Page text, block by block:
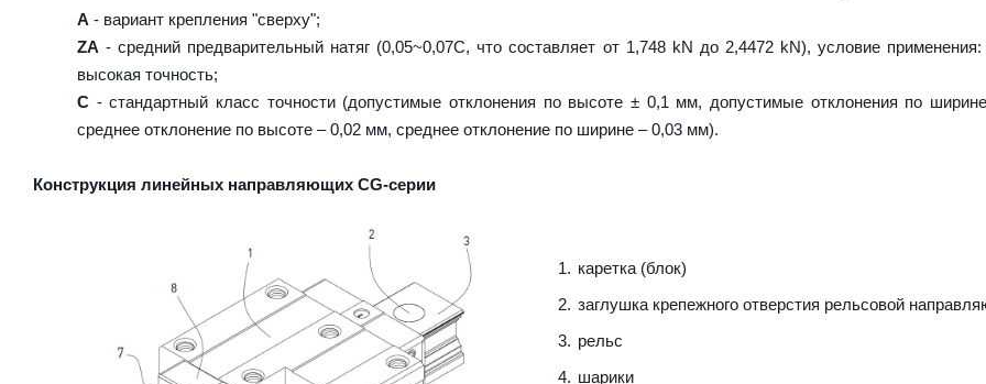
A - вариант крепления "сверху";
ZA - средний предварительный натяг (0,05~0,07C, что составляет от 1,748 kN до 2,4472 kN), условие применения:
высокая точность;
C - стандартный класс точности (допустимые отклонения по высоте ± 0,1 мм, допустимые отклонения по
среднее отклонение по высоте – 0,02 мм, среднее отклонение по ширине – 0,03 мм).
Конструкция линейных направляющих CG-серии
каретка (блок)
заглушка крепежного отверстия рельсовой
рельс
шарики